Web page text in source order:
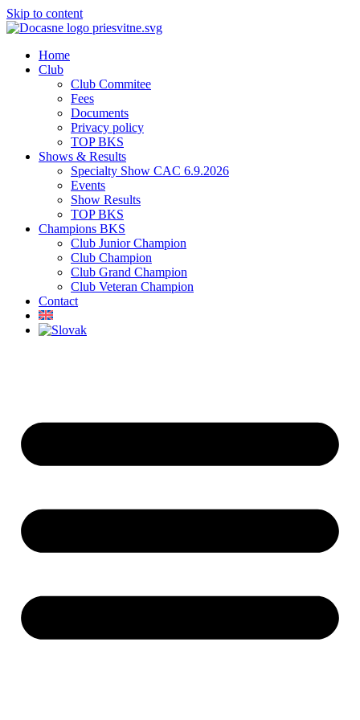
Skip to content
Home
Club
Club Commitee
Fees
Documents
Privacy policy
TOP BKS
Shows & Results
Specialty Show CAC 6.9.2026
Events
Show Results
TOP BKS
Champions BKS
Club Junior Champion
Club Champion
Club Grand Champion
Club Veteran Champion
Contact